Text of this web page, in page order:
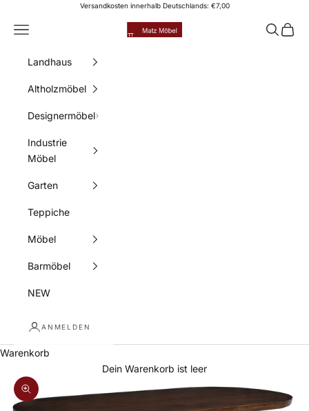
Zum Inhalt springenVersandkosten innerhalb Deutschlands: €7,00
Matz Möbel
Menü Suchen
Landhaus
Altholzmöbel
Designermöbel
Industrie
Möbel
Garten
Teppiche
Möbel
Barmöbel
NEW
ANMELDEN
Warenkorb
Dein Warenkorb ist leer
Bild vergrößern